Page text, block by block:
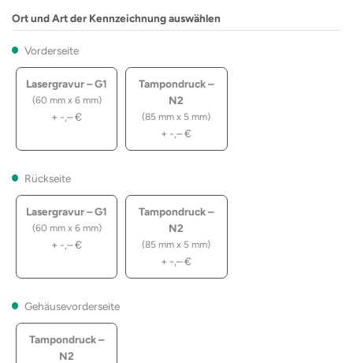
Ort und Art der Kennzeichnung auswählen
Vorderseite
Lasergravur – G1
(60 mm x 6 mm)
+ -,–€
Tampondruck –
N2
(85 mm x 5 mm)
+ -,–€
Rückseite
Lasergravur – G1
(60 mm x 6 mm)
+ -,–€
Tampondruck –
N2
(85 mm x 5 mm)
+ -,–€
Gehäusevorderseite
Tampondruck –
N2